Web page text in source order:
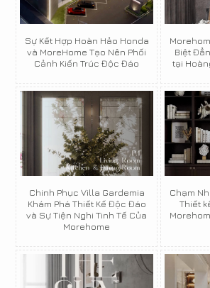
Sự Kết Hợp Hoàn Hảo Honda
và MoreHome Tạo Nên Phối
Cảnh Kiến Trúc Độc Đáo
Biệt
tại
Chinh Phục Villa Gardemia
Khám Phá Thiết Kế Độc Đáo
và Sự Tiện Nghi Tinh Tế Của
Morehome
Chạm
Thiết